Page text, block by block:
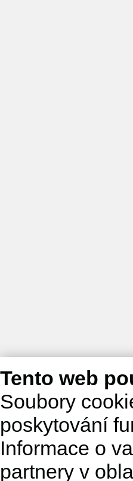
Tento web
Soubory
poskytování
Informace o
partnery v